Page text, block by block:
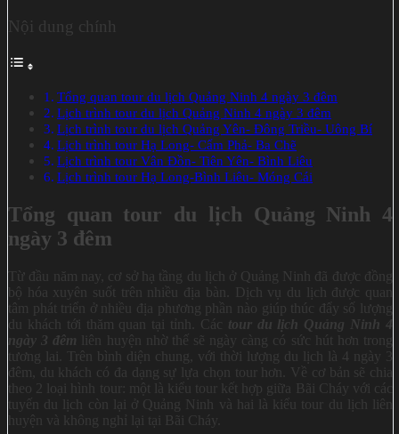
Nội dung chính
Tổng quan tour du lịch Quảng Ninh 4 ngày 3 đêm
Lịch trình tour du lịch Quảng Ninh 4 ngày 3 đêm
Lịch trình tour du lịch Quảng Yên- Đông Triều- Uông Bí
Lịch trình tour Hạ Long- Cẩm Phả- Ba Chẽ
Lịch trình tour Vân Đồn- Tiên Yên- Bình Liêu
Lịch trình tour Hạ Long-Bình Liêu- Móng Cái
Tổng quan tour du lịch Quảng Ninh 4
ngày 3 đêm
Từ đầu năm nay, cơ sở hạ tầng du lịch ở Quảng Ninh đã được đồng
bộ hóa xuyên suốt trên nhiều địa bàn. Dịch vụ du lịch được quan
tâm phát triển ở nhiều địa phương phần nào giúp thúc đẩy số lượng
du khách tới thăm quan tại tỉnh. Các tour du lịch Quảng Ninh 4
ngày 3 đêm liên huyện nhờ thế sẽ ngày càng có sức hút hơn trong
tương lai. Trên bình diện chung, với thời lượng du lịch là 4 ngày 3
đêm, du khách có đa dạng sự lựa chọn tour hơn. Về cơ bản sẽ chia
theo 2 loại hình tour: một là kiểu tour kết hợp giữa Bãi Cháy với các
tuyến du lịch còn lại ở Quảng Ninh và hai là kiểu tour du lịch liên
huyện và không nghỉ lại tại Bãi Cháy.